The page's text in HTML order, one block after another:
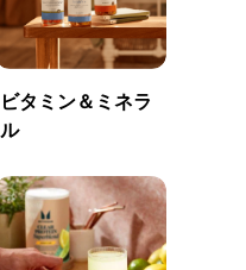
ビタミン＆ミネラ
ル